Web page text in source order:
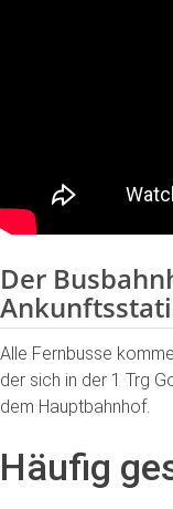
Der
Alle Fernbusse
der sich in der 1 Trg
dem Hauptbahnhof.
Häufig